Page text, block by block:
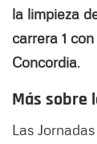
la limpieza
carrera 1
Concordia.
Más sobre
Las